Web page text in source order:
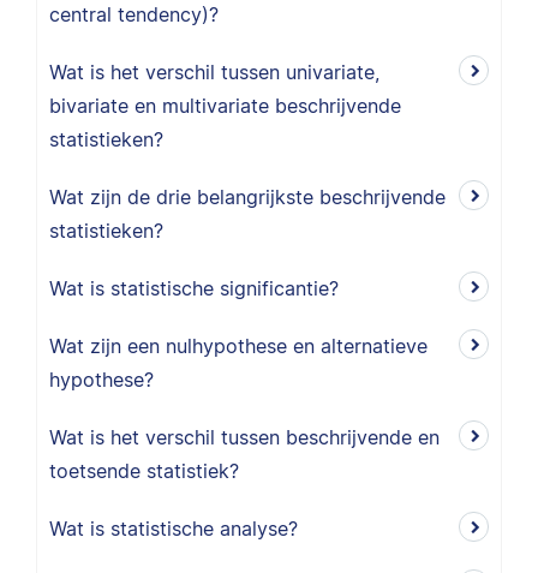
central tendency)?
Wat is het verschil tussen univariate,
bivariate en multivariate beschrijvende
statistieken?
Wat zijn de drie belangrijkste beschrijvende
statistieken?
Wat is statistische significantie?
Wat zijn een nulhypothese en alternatieve
hypothese?
Wat is het verschil tussen beschrijvende en
toetsende statistiek?
Wat is statistische analyse?